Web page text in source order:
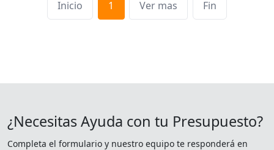
Inicio 1 Ver mas Fin
¿Necesitas Ayuda con tu Presupuesto?
Completa el formulario y nuestro equipo te responderá en